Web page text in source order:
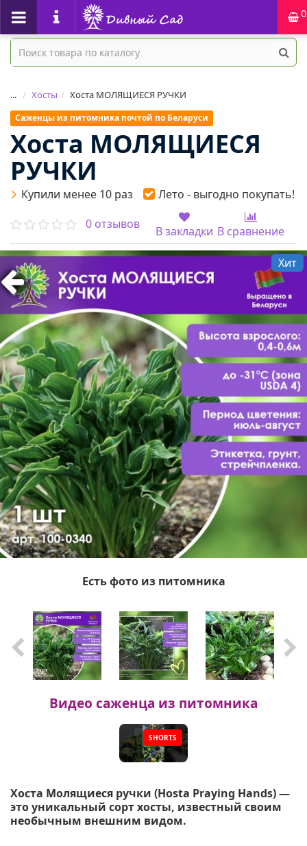
0
... Хосты Хоста МОЛЯЩИЕСЯ РУЧКИ
Саженцы из питомника почтой по Беларуси
Хоста МОЛЯЩИЕСЯ
РУЧКИ
Купили менее 10 раз
Лето - выгодно покупать!
0 отзывов
В закладки В сравнение
Хит
Есть фото из питомника
Видео саженца из питомника
SHORTS
Хоста Молящиеся ручки (Hosta Praying Hands) —
это уникальный сорт хосты, известный своим
необычным внешним видом.